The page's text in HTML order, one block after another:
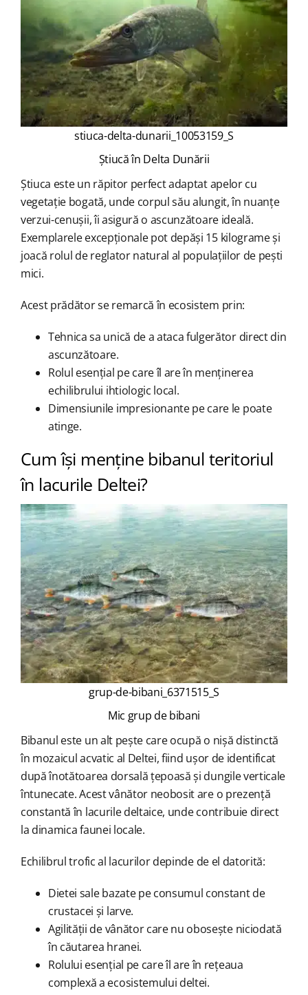
stiuca-delta-dunarii_10053159_S
Știucă în Delta Dunării
Știuca este un răpitor perfect adaptat apelor cu
vegetație bogată, unde corpul său alungit, în nuanțe
verzui-cenușii, îi asigură o ascunzătoare ideală.
Exemplarele excepționale pot depăși 15 kilograme și
joacă rolul de reglator natural al populațiilor de pești
mici.
Acest prădător se remarcă în ecosistem prin:
Tehnica sa unică de a ataca fulgerător direct din
ascunzătoare.
Rolul esențial pe care îl are în menținerea
echilibrului ihtiologic local.
Dimensiunile impresionante pe care le poate
atinge.
Cum își menține bibanul teritoriul
în lacurile Deltei?
grup-de-bibani_6371515_S
Mic grup de bibani
Bibanul este un alt pește care ocupă o nișă distinctă
în mozaicul acvatic al Deltei, fiind ușor de identificat
după înotătoarea dorsală țepoasă și dungile verticale
întunecate. Acest vânător neobosit are o prezență
constantă în lacurile deltaice, unde contribuie direct
la dinamica faunei locale.
Echilibrul trofic al lacurilor depinde de el datorită:
Dietei sale bazate pe consumul constant de
crustacei și larve.
Agilității de vânător care nu obosește niciodată
în căutarea hranei.
Rolului esențial pe care îl are în rețeaua
complexă a ecosistemului deltei.